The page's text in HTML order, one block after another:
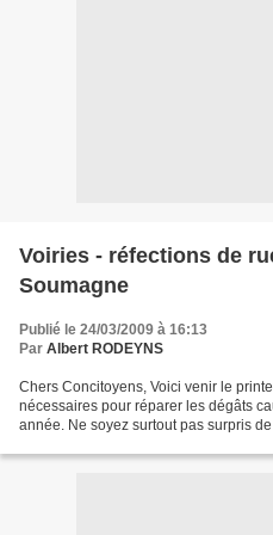
Voiries - réfections de
Soumagne
Publié le 24/03/2009 à 16:13
Par Albert RODEYNS
Chers Concitoyens, Voici venir le
nécessaires pour réparer les dégâts
année. Ne soyez surtout pas surpris